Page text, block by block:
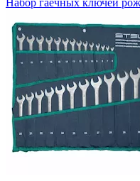
Набор гаечных ключей